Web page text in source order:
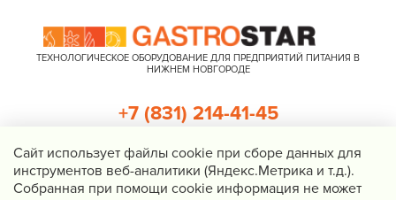
ТЕХНОЛОГИЧЕСКОЕ ОБОРУДОВАНИЕ ДЛЯ ПРЕДПРИЯТИЙ ПИТАНИЯ В
НИЖНЕМ НОВГОРОДЕ
+7 (831) 214-41-45
Перезвоните мне
Cайт использует файлы cookie при сборе данных для
инструментов веб-аналитики (Яндекс.Метрика и т.д.).
Собранная при помощи cookie информация не может